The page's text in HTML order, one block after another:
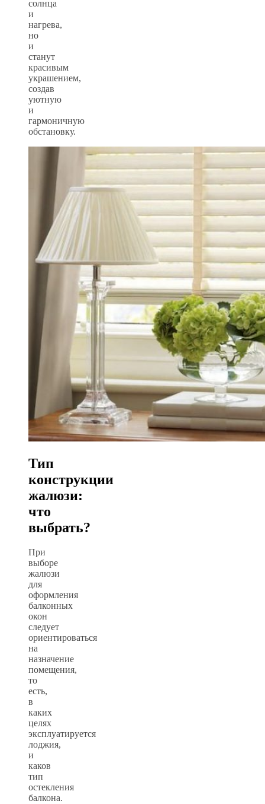
солнца
и
нагрева,
но
и
станут
красивым
украшением,
создав
уютную
и
гармоничную
обстановку.
Тип
конструкции
жалюзи:
что
выбрать?
При
выборе
жалюзи
для
оформления
балконных
окон
следует
ориентироваться
на
назначение
помещения,
то
есть,
в
каких
целях
эксплуатируется
лоджия,
и
каков
тип
остекления
балкона.